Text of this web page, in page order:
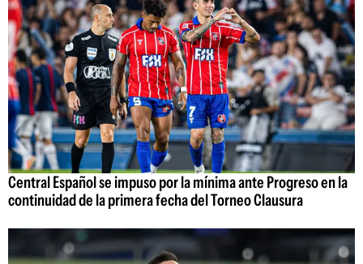
Central Español se impuso por la mínima ante Progreso en la
continuidad de la primera fecha del Torneo Clausura